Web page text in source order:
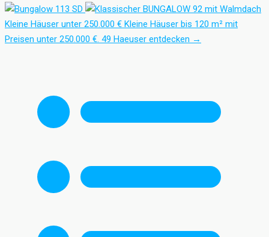
Kleine Häuser unter 250.000 € Kleine Häuser bis 120 m² mit
Preisen unter 250.000 €. 49 Haeuser entdecken →